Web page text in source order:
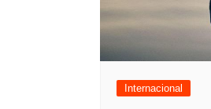
Internacional